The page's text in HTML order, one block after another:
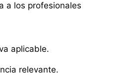
a los profesionales
aplicable.
relevante.